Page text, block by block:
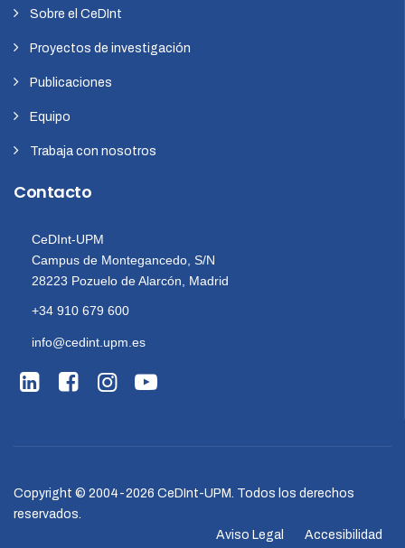
Sobre el CeDInt
Proyectos de investigación
Publicaciones
Equipo
Trabaja con nosotros
Contacto
CeDInt-UPM
Campus de Montegancedo, S/N
28223 Pozuelo de Alarcón, Madrid
+34 910 679 600
info@cedint.upm.es
Copyright © 2004-2026 CeDInt-UPM. Todos los derechos
reservados.
Aviso Legal
Accesibilidad